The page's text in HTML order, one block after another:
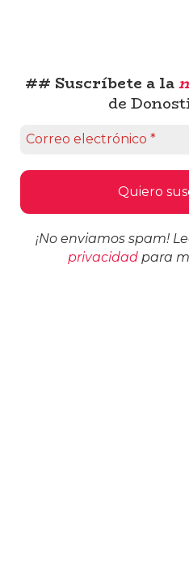
## Suscríbete a la
de
¡No enviamos spam!
privacidad para